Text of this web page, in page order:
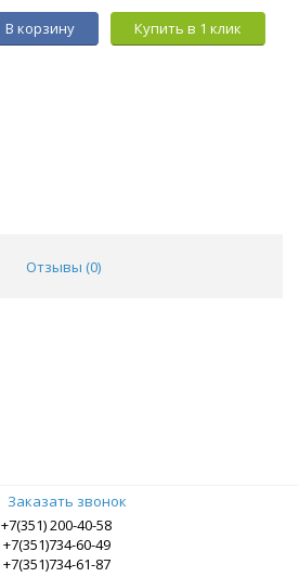
В корзину Купить в 1 клик
Отзывы (0)
Заказать звонок
+7(351) 200-40-58
+7(351)734-60-49
+7(351)734-61-87